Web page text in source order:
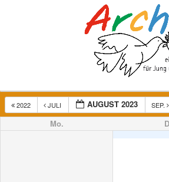
2022 JULI AUGUST 2023 SEP.
Mo.